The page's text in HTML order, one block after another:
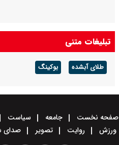
تبلیغات متنی
طلای آبشده بوکینگ
صفحه نخست جامعه سیاست
ورزش
روایت تصویر صدای